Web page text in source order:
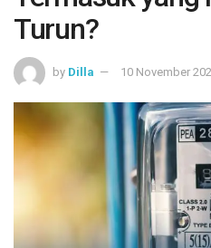
Turun?
by Dilla 10 November